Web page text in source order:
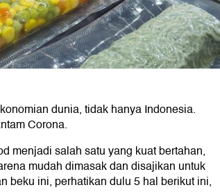
dunia, tidak hanya Indonesia.
Corona.
menjadi salah satu yang kuat bertahan,
mudah dimasak dan disajikan untuk
beku ini, perhatikan dulu 5 hal berikut ini,